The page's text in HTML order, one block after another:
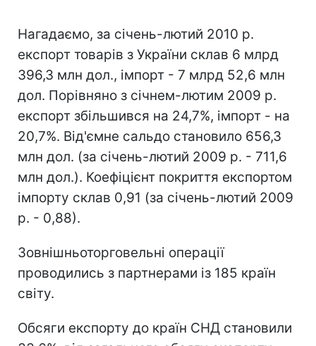
Нагадаємо, за січень-лютий 2010 р.
експорт товарів з України склав 6 млрд
396,3 млн дол., імпорт - 7 млрд 52,6 млн
дол. Порівняно з січнем-лютим 2009 р.
експорт збільшився на 24,7%, імпорт - на
20,7%. Від'ємне сальдо становило 656,3
млн дол. (за січень-лютий 2009 р. - 711,6
млн дол.). Коефіцієнт покриття експортом
імпорту склав 0,91 (за січень-лютий 2009
р. - 0,88).
Зовнішньоторговельні операції
проводились з партнерами із 185 країн
світу.
Обсяги експорту до країн СНД становили